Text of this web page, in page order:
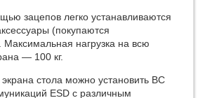
зацепов легко устанавливаются
(покупаются
Максимальная нагрузка на всю
— 100 кг.
стола можно установить ВС
ESD с различным